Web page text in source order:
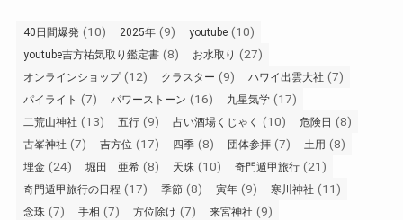
40日間爆発 (10) 2025年 (9) youtube (10)
youtube吉方祐気取り鑑定書 (8) お水取り (27)
オンラインショップ(12) クラスター (9) ハワイ出雲大社 (7)
パイライト (7) パワーストーン (16) 九星気学 (17)
二荒山神社 (13) 五行 (9) 占い酒場くじゃく (10) 危険日 (8)
古峯神社 (7) 吉方位 (17) 四季 (8) 団体参拝 (7) 土用 (8)
埋金 (24) 堀田 亜希 (8) 天珠 (10) 奇門遁甲旅行 (21)
奇門遁甲旅行の日程 (17) 季節 (8) 寅年 (9) 寒川神社 (11)
念珠 (7) 手相 (7) 方位除け (7) 来宮神社 (9)